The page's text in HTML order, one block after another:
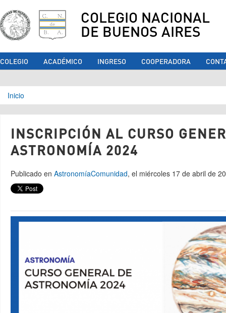
COLEGIO NACIONAL
DE BUENOS AIRES
COLEGIO ACADÉMICO INGRESO COOPERADORA
Se encuentra usted aquí
Inicio
INSCRIPCIÓN AL CURSO
ASTRONOMÍA 2024
Publicado en AstronomíaComunidad, el miércoles 17 de abril de